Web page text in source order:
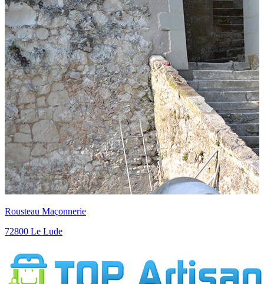
Rousteau Maçonnerie
72800 Le Lude